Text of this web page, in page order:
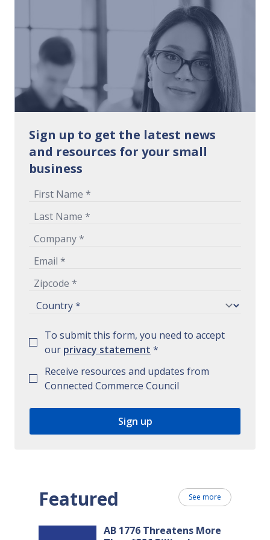
Sign up to get the latest news
and resources for your small
business
To submit this form, you need to accept
our privacy statement *
Receive resources and updates from
Connected Commerce Council
Featured See more
AB 1776 Threatens More